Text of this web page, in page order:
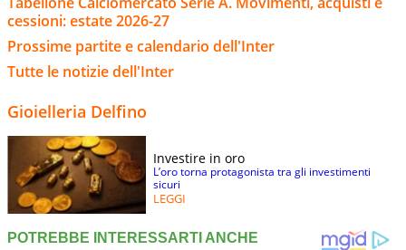
cessioni: estate 2026-27
Prossime partite e calendario dell'Inter
Tutte le notizie dell'Inter
Gioielleria Delfino
Investire in oro
L’oro torna protagonista tra gli investimenti
sicuri
LEGGI